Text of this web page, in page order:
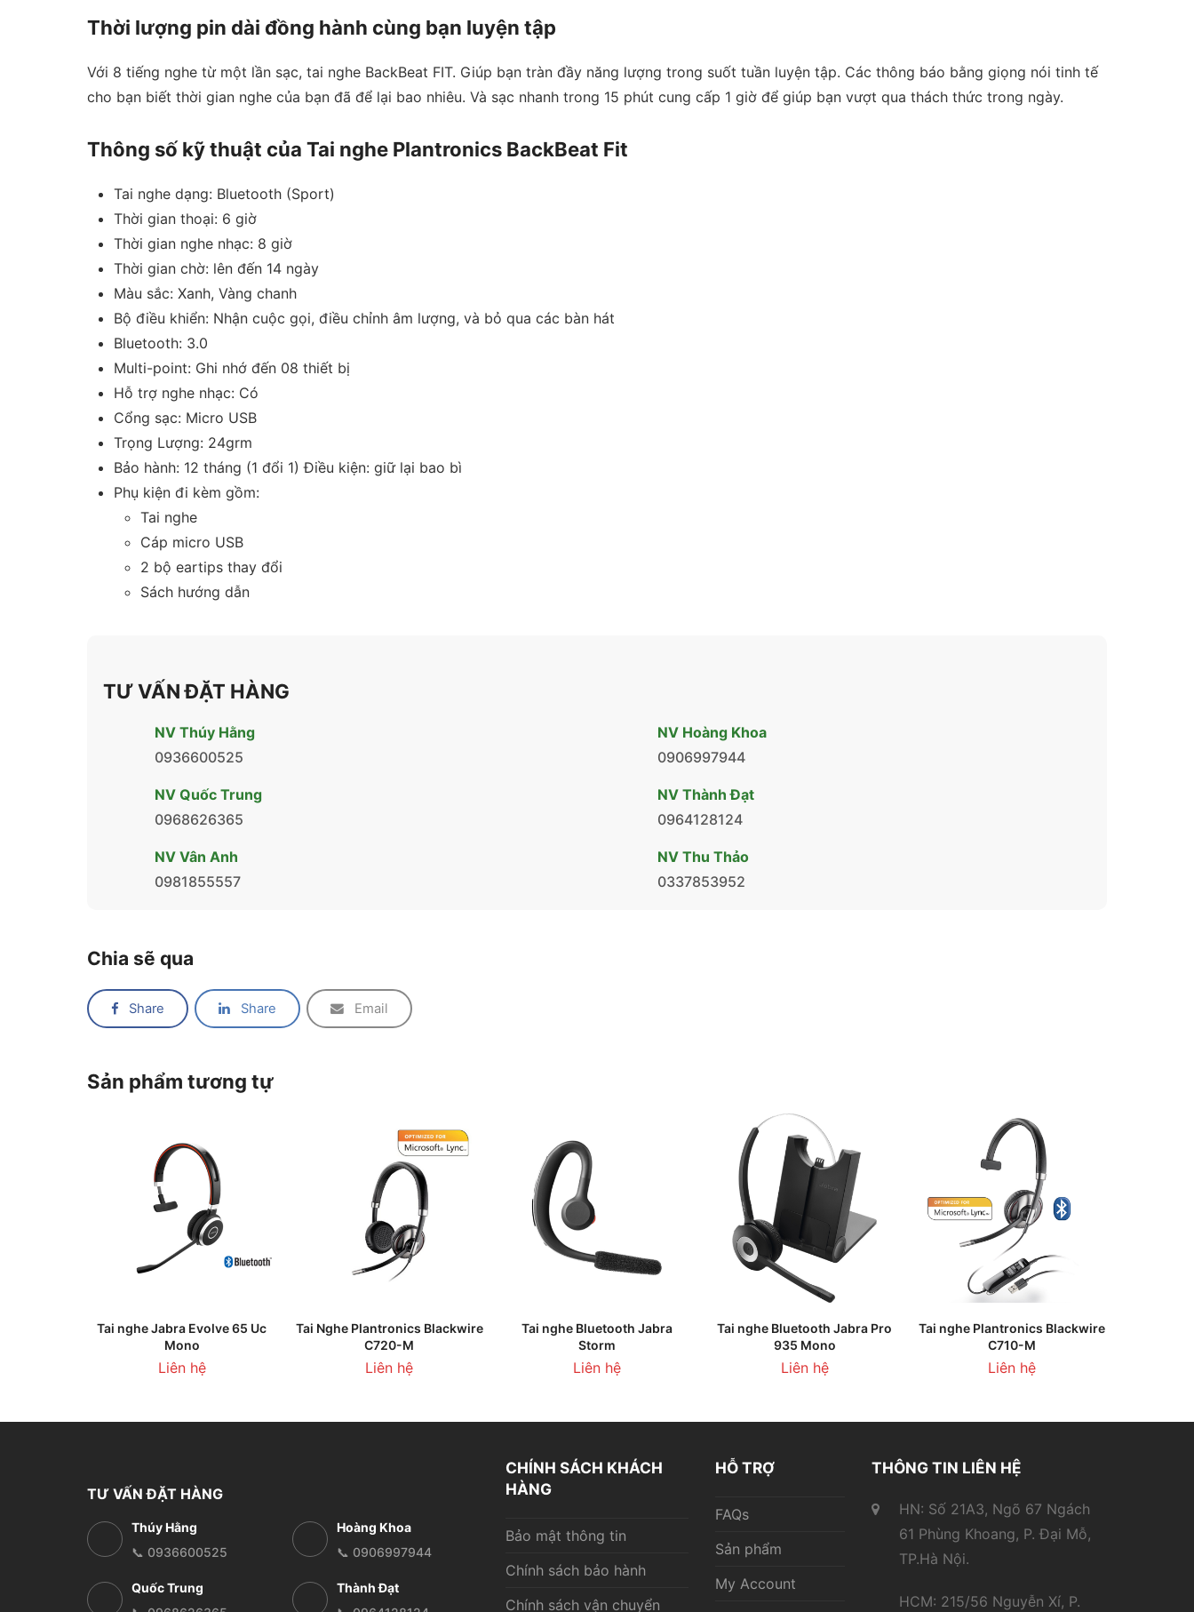
Thời lượng pin dài đồng hành cùng bạn luyện tập
Với 8 tiếng nghe từ một lần sạc, tai nghe BackBeat FIT. Giúp bạn tràn đầy năng lượng trong suốt tuần luyện tập. Các thông báo bằng giọng nói tinh tế
cho bạn biết thời gian nghe của bạn đã để lại bao nhiêu. Và sạc nhanh trong 15 phút cung cấp 1 giờ để giúp bạn vượt qua thách thức trong ngày.
Thông số kỹ thuật của Tai nghe Plantronics BackBeat Fit
Tai nghe dạng: Bluetooth (Sport)
Thời gian thoại: 6 giờ
Thời gian nghe nhạc: 8 giờ
Thời gian chờ: lên đến 14 ngày
Màu sắc: Xanh, Vàng chanh
Bộ điều khiển: Nhận cuộc gọi, điều chỉnh âm lượng, và bỏ qua các bàn hát
Bluetooth: 3.0
Multi-point: Ghi nhớ đến 08 thiết bị
Hỗ trợ nghe nhạc: Có
Cổng sạc: Micro USB
Trọng Lượng: 24grm
Bảo hành: 12 tháng (1 đổi 1) Điều kiện: giữ lại bao bì
Phụ kiện đi kèm gồm:
Tai nghe
Cáp micro USB
2 bộ eartips thay đổi
Sách hướng dẫn
TƯ VẤN ĐẶT HÀNG
NV Thúy Hằng
0936600525
NV Hoàng Khoa
0906997944
NV Quốc Trung
0968626365
NV Thành Đạt
0964128124
NV Vân Anh
0981855557
NV Thu Thảo
0337853952
Chia sẽ qua
Share Share Email
Sản phẩm tương tự
LIÊN HỆ
Tai nghe Jabra Evolve 65 Uc
Mono
Liên hệ
THÊM VÀO GIỎ HÀNG
Tai Nghe Plantronics Blackwire
C720-M
Liên hệ
THÊM VÀO GIỎ HÀNG
Tai nghe Bluetooth Jabra
Storm
Liên hệ
LIÊN HỆ
Tai nghe Bluetooth Jabra Pro
935 Mono
Liên hệ
THÊM VÀO GIỎ HÀNG
Tai nghe Plantronics Blackwire
C710-M
Liên hệ
TƯ VẤN ĐẶT HÀNG
Thúy Hằng
📞 0936600525
Hoàng Khoa
📞 0906997944
Quốc Trung
Thành Đạt
CHÍNH SÁCH KHÁCH
HÀNG
Bảo mật thông tin
Chính sách bảo hành
Chính sách vận chuyển
HỖ TRỢ
FAQs
Sản phẩm
My Account
THÔNG TIN LIÊN HỆ
HN: Số 21A3, Ngõ 67 Ngách
61 Phùng Khoang, P. Đại Mỗ,
TP.Hà Nội.
HCM: 215/56 Nguyễn Xí, P.